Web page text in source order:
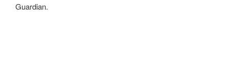
Guardian.